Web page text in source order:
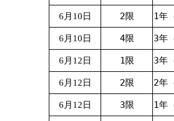
6月10日 2限 1年
6月10日 4限 3年
6月12日 1限 3年
6月12日 2限 2年
6月12日 3限 1年